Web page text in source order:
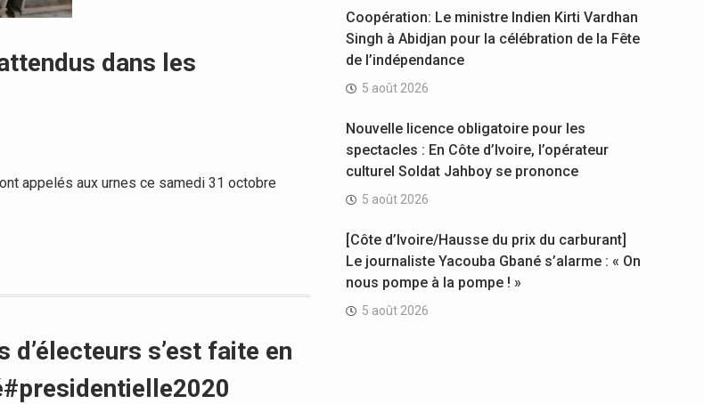
dans les
appelés aux urnes ce samedi 31 octobre
s’est faite en
Coopération: Le ministre Indien Kirti Vardhan
Singh à Abidjan pour la célébration de la Fête
de l’indépendance
5 août 2026
Nouvelle licence obligatoire pour les
spectacles : En Côte d’Ivoire, l’opérateur
culturel Soldat Jahboy se prononce
5 août 2026
[Côte d’Ivoire/Hausse du prix du carburant]
Le journaliste Yacouba Gbané s’alarme : « On
nous pompe à la pompe ! »
5 août 2026